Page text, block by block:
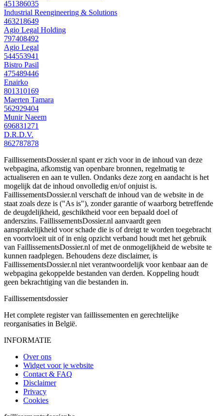
451386035
Industrial Reengineering & Solutions
463218649
Agio Legal Holding
797408492
Agio Legal
544553941
Bistro Pasil
475489446
Enairko
801310169
Maerten Tamara
562929404
Munir Naeem
696831271
D.R.D.V.
862787878
FaillissementsDossier.nl spant er zich voor in de inhoud van deze
webpagina, afkomstig van openbare bronnen, regelmatig te
actualiseren en aan te vullen. Ondanks deze zorg en aandacht is het
mogelijk dat de inhoud onvolledig en/of onjuist is.
FaillissementsDossier.nl verschaft de inhoud van de website in de
staat zoals deze is ("As is"), zonder garantie of waarborg betreffende
de deugdelijkheid, geschiktheid voor een bepaald doel of
anderszins. FaillissementsDossier.nl aanvaardt geen
aansprakelijkheid voor schade die is of dreigt te worden toegebracht
en voortvloeit uit of in enig opzicht verband houdt met het gebruik
van FaillissementsDossier.nl of met de onmogelijkheid de website te
kunnen raadplegen. Behoudens deze disclaimer, is
FaillissementsDossier.nl niet verantwoordelijk voor kenbaar aan de
webpagina gekoppelde bestanden van derden. Koppeling houdt
geen bekrachtiging van die bestanden in.
Faillissementsdossier
Het complete register van faillissementen en gerechtelijke
reorganisaties in België.
INFORMATIE
Over ons
Widget voor je website
Contact & FAQ
Disclaimer
Privacy
Cookies